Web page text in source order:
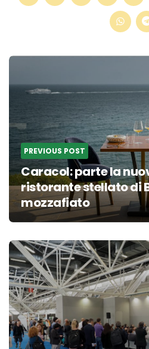
Post
navigation
PREVIOUS POST
Caracol: parte la
ristorante stellato di
mozzafiato